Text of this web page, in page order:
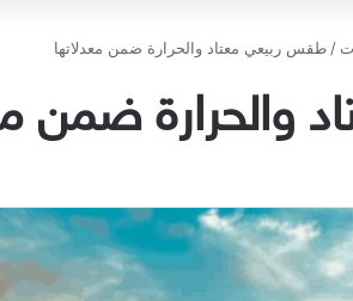
/ طقس ربيعي معتاد والحرارة ضمن معدلاتها
والحرارة ضمن